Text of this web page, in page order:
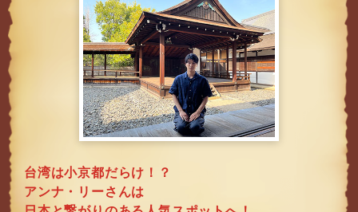
台湾は小京都だらけ！？
アンナ・リーさんは